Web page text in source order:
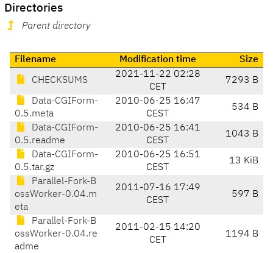
Directories
Parent directory
Filename Modification time Size
CHECKSUMS
2021-11-22 02:28
CET
7293 B
Data-CGIForm-
0.5.meta
2010-06-25 16:47
CEST
534 B
Data-CGIForm-
0.5.readme
2010-06-25 16:41
CEST
1043 B
Data-CGIForm-
0.5.tar.gz
2010-06-25 16:51
CEST
13 KiB
Parallel-Fork-B
ossWorker-0.04.m
eta
2011-07-16 17:49
CEST
597 B
Parallel-Fork-B
ossWorker-0.04.re
adme
2011-02-15 14:20
CET
1194 B